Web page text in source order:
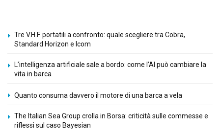
Tre V.H.F. portatili a confronto: quale scegliere tra Cobra,
Standard Horizon e Icom
L’intelligenza artificiale sale a bordo: come l’AI può cambiare la
vita in barca
Quanto consuma davvero il motore di una barca a vela
The Italian Sea Group crolla in Borsa: criticità sulle commesse e
riflessi sul caso Bayesian